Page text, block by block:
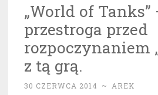
„World of Tanks”
przestroga przed
rozpoczynaniem
z tą grą.
30 CZERWCA 2014 ~ AREK